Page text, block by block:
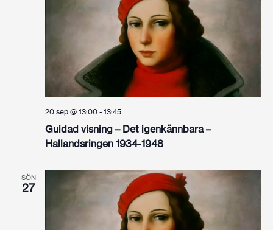
Guidad visning – Det igenkännbara –
Hallandsringen 1934-1948
20 sep @ 13:00- 13:45
SÖN
27